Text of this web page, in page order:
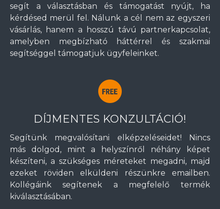
segít a választásban és támogatást nyújt, ha
kérdésed merül fel. Nálunk a cél nem az egyszeri
vásárlás, hanem a hosszú távú partnerkapcsolat,
amelyben megbízható háttérrel és szakmai
segítséggel támogatjuk ügyfeleinket.
DÍJMENTES KONZULTÁCIÓ!
Segítünk megvalósítani elképzeléseidet! Nincs
más dolgod, mint a helyszínről néhány képet
készíteni, a szükséges méreteket megadni, majd
ezeket röviden elküldeni részünkre emailben.
Kollégáink segítenek a megfelelő termék
kiválasztásában.